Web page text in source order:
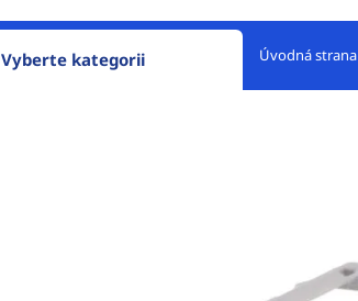
Vyberte kategorii Úvodná strana